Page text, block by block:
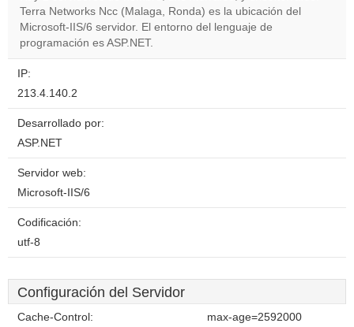
Do you
own this
Terra Networks Ncc (Malaga, Ronda) es la ubicación del
Microsoft-IIS/6 servidor. El entorno del lenguaje de
programación es ASP.NET.
IP:
213.4.140.2
Desarrollado por:
ASP.NET
Servidor web:
Microsoft-IIS/6
Codificación:
utf-8
Configuración del Servidor
Cache-Control: max-age=2592000